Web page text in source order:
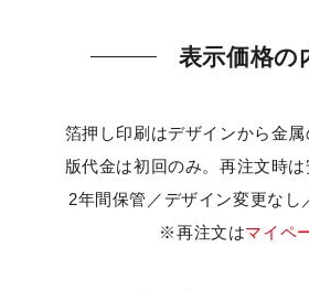
表示価格の
箔押し印刷はデザインから金属
版代金は初回のみ。再注文時は
2年間保管／デザイン変更なし
※再注文はマイペ